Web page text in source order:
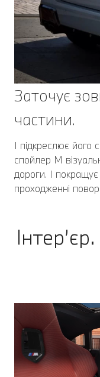
Заточує
частини.
І підкреслює його
спойлер M
дороги. І
проходженні